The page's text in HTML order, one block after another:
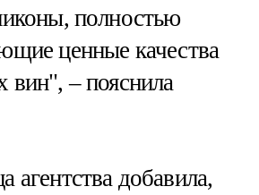
полностью
ценные качества
вин", – пояснила
агентства добавила,